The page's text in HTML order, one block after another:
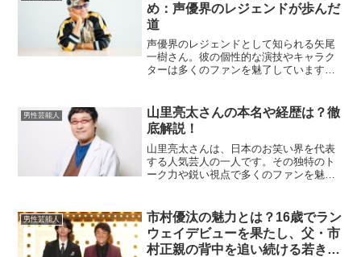
め：声優界のレジェンドが歩んだ
道
声優界のレジェンドとして知られる矢尾
一樹さん。彼の個性的な演技やキャラク
ターは多くのファンを魅了しています
の嫁との馴れ初めについて詳しく解説し
ます。1回目の結婚：冨永み...
男性芸能人
山里亮太さんの本名や経歴は？徹
底解説！
山里亮太さんは、日本のお笑い界を代表
する人気芸人の一人です。その独特のト
ーク力や鋭い視点で多くのファンを魅了
期から現在に至るまでの道のりを追いな
がら、彼の魅力に迫ってい...
男性芸能人
市村優汰の魅力とは？16歳でラン
ウェイデビューを果たし、父・市
村正親の背中を追い続ける若き才